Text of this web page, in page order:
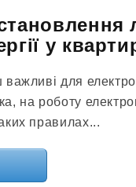
у
для
на роботу
правилах...